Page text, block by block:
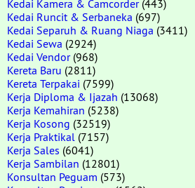
Kedai Kamera & Camcorder(443)
Kedai Runcit & Serbaneka (697)
Kedai Separuh & Ruang Niaga (3411)
Kedai Sewa (2924)
Kedai Vendor(968)
Kereta Baru (2811)
Kereta Terpakai (7599)
Kerja Diploma & Ijazah (13068)
Kerja Kemahiran (5238)
Kerja Kosong (32519)
Kerja Praktikal (7157)
Kerja Sales (6041)
Kerja Sambilan (12801)
Konsultan Peguam (573)